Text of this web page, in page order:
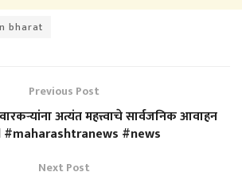
bharat
Previous Post
अत्यंत महत्त्वाचे सार्वजनिक आवाहन
#news
Next Post